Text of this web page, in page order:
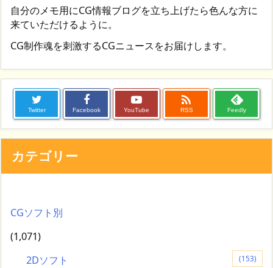
自分のメモ用にCG情報ブログを立ち上げたら色んな方に
来ていただけるように。
CG制作魂を刺激するCGニュースをお届けします。
Twitter Facebook YouTube

RSS Feedly
カテゴリー
CGソフト別
(1,071)
2Dソフト
(153)